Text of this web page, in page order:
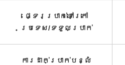
ផ្ទេរប្រាក់ទៅក្រៅ
ប្រទេស/ទទួល​ប្រាក់​
ការដាក់ប្រាក់បន្លំ